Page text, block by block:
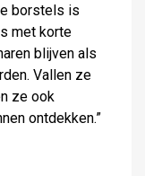
borstels is
met korte
blijven als
Vallen ze
ze ook
ontdekken.”